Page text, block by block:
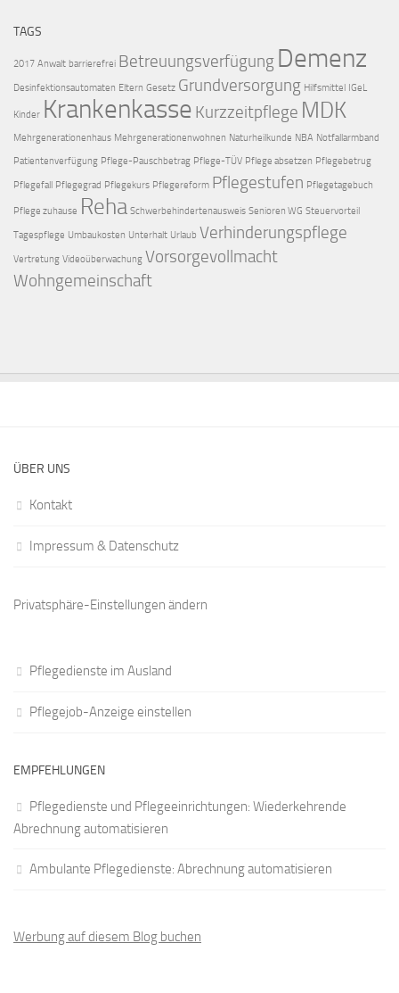
TAGS
2017 Anwalt barrierefrei Betreuungsverfügung Demenz
Desinfektionsautomaten Eltern Gesetz Grundversorgung Hilfsmittel IGeL
Kinder Krankenkasse Kurzzeitpflege MDK
Mehrgenerationenhaus Mehrgenerationenwohnen Naturheilkunde NBA Notfallarmband
Patientenverfügung Pflege-Pauschbetrag Pflege-TÜV Pflege absetzen Pflegebetrug
Pflegefall Pflegegrad Pflegekurs Pflegereform Pflegestufen Pflegetagebuch
Pflege zuhause Reha Schwerbehindertenausweis Senioren WG Steuervorteil
Tagespflege Umbaukosten Unterhalt Urlaub Verhinderungspflege
Vertretung Videoüberwachung Vorsorgevollmacht
Wohngemeinschaft
ÜBER UNS
Kontakt
Impressum & Datenschutz
Privatsphäre-Einstellungen ändern
Pflegedienste im Ausland
Pflegejob-Anzeige einstellen
EMPFEHLUNGEN
Pflegedienste und Pflegeeinrichtungen: Wiederkehrende
Abrechnung automatisieren
Ambulante Pflegedienste: Abrechnung automatisieren
Werbung auf diesem Blog buchen